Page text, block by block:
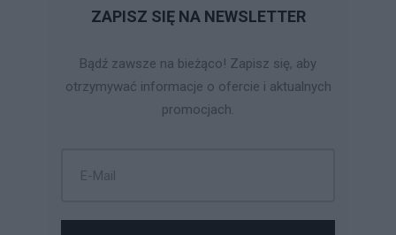
ZAPISZ SIĘ NA NEWSLETTER
Bądź zawsze na bieżąco! Zapisz się, aby
otrzymywać informacje o ofercie i aktualnych
promocjach.